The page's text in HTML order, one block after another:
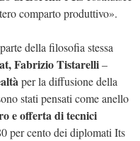
comparto produttivo».
della filosofia stessa
Fabrizio Tistarelli–
per la diffusione della
stati pensati come anello
e offerta di tecnici
per cento dei diplomati Its